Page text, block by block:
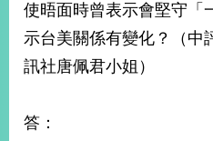
使晤面時曾表示會堅守「
示台美關係有變化？（中
訊社唐佩君小姐）
答：